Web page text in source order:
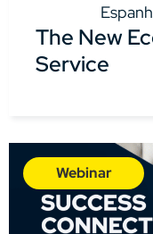
The New
Service
Webinar